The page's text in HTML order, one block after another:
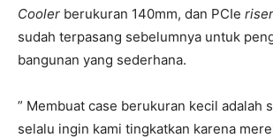
Cooler berukuran 140mm, dan PCIe
sudah terpasang sebelumnya untuk
bangunan yang sederhana.
” Membuat case berukuran kecil adalah
selalu ingin kami tingkatkan karena